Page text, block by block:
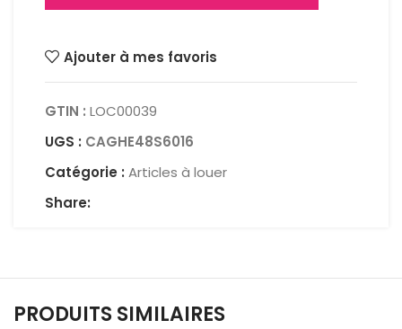
Ajouter à mes favoris
GTIN : LOC00039
UGS : CAGHE48S6016
Catégorie : Articles à louer
Share:
PRODUITS SIMILAIRES